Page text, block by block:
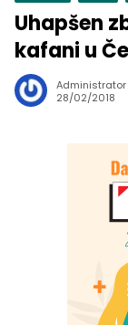
Uhapšen
kafani u
Administrator
28/02/2018